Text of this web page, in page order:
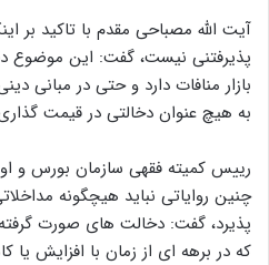
آیت الله مصباحی مقدم با تاکید بر
پذیرفتنی نیست، گفت: این موضوع
بازار منافات دارد و حتی در مبانی
به هیچ عنوان دخالتی در قیمت
رییس کمیته فقهی سازمان بورس و
چنین روایاتی نباید هیچگونه
پذیرد، گفت: دخالت های صورت
که در برهه ای از زمان با افزایش یا